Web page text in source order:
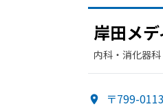
岸田メ
内科・​消化器
〒799-0113